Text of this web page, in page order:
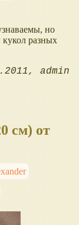
но
кукол разных
admin
см) от